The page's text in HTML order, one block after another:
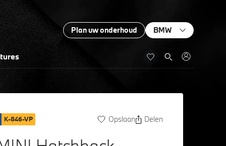
Plan uw onderhoud BMW
K-846-VP Opslaan Delen